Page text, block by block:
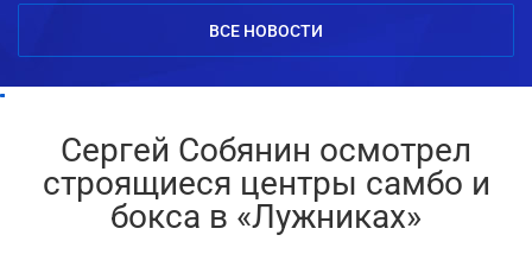
ВСЕ НОВОСТИ
Сергей Собянин осмотрел
строящиеся центры самбо и
бокса в «Лужниках»